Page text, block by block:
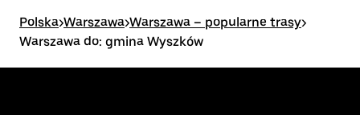
Polska>Warszawa>Warszawa – popularne trasy>
Warszawa do: gmina Wyszków